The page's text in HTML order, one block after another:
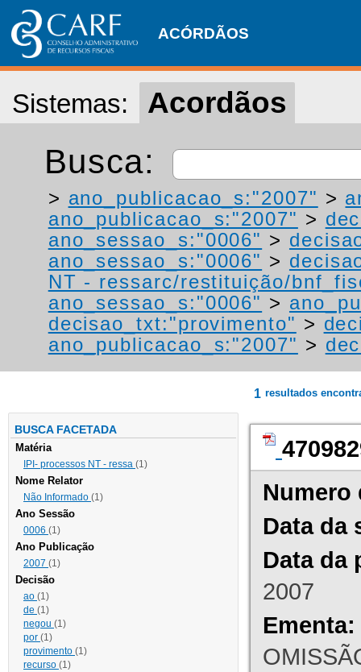
ACÓRDÃOS
Sistemas: Acordãos
Busca:
> ano_publicacao_s:"2007" >
ano_publicacao_s:"2007" >
ano_sessao_s:"0006" >
ano_sessao_s:"0006" >
NT - ressarc/restituição/
ano_sessao_s:"0006" >
decisao_txt:"provimento" >
ano_publicacao_s:"2007" >
BUSCA FACETADA
Matéria
IPI- processos NT - ressa (1)
Nome Relator
Não Informado (1)
Ano Sessão
0006 (1)
Ano Publicação
2007 (1)
Decisão
ao (1)
de (1)
negou (1)
por (1)
provimento (1)
recurso (1)
1 resultados
Numero
Data da
Data da
2007
Ementa: